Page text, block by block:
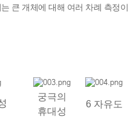
큰 개체에 대해 여러 차례 측정이
궁극의
휴대성
6 자유도